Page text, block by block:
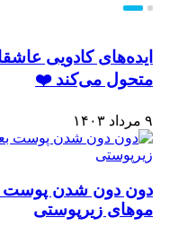
ایده‌های کادویی
متحول می‌کند ❤️
۹ مرداد ۱۴۰۳
دون دون شدن پوست
موهای زیرپوستی